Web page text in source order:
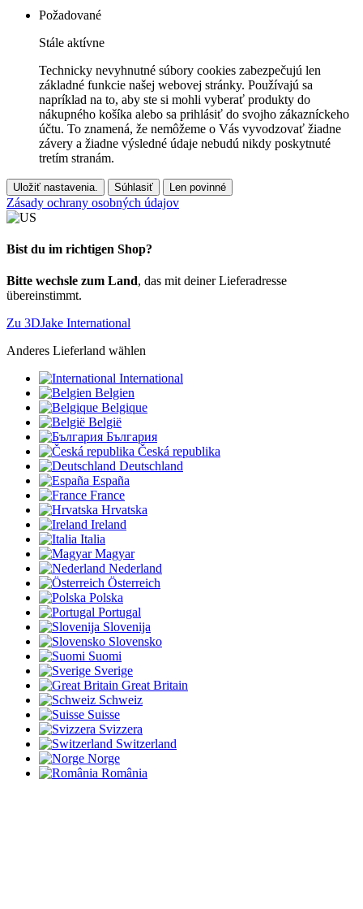
Požadované
Stále aktívne
Technicky nevyhnutné súbory cookies zabezpečujú len
základné funkcie našej webovej stránky. Používajú sa
napríklad na to, aby ste si mohli vyberať produkty do
nákupného košíka alebo sa prihlásiť do svojho zákazníckeho
účtu. To znamená, že nemôžeme o Vás vyvodzovať žiadne
závery a žiadne výsledné údaje nebudú nikdy poskytnuté
tretím stranám.
Uložiť nastavenia. Súhlasiť Len povinné
Zásady ochrany osobných údajov
Bist du im richtigen Shop?
Bitte wechsle zum Land, das mit deiner Lieferadresse
übereinstimmt.
Zu 3DJake International
Anderes Lieferland wählen
International
Belgien
Belgique
België
България
Česká republika
Deutschland
España
France
Hrvatska
Ireland
Italia
Magyar
Nederland
Österreich
Polska
Portugal
Slovenija
Slovensko
Suomi
Sverige
Great Britain
Schweiz
Suisse
Svizzera
Switzerland
Norge
România